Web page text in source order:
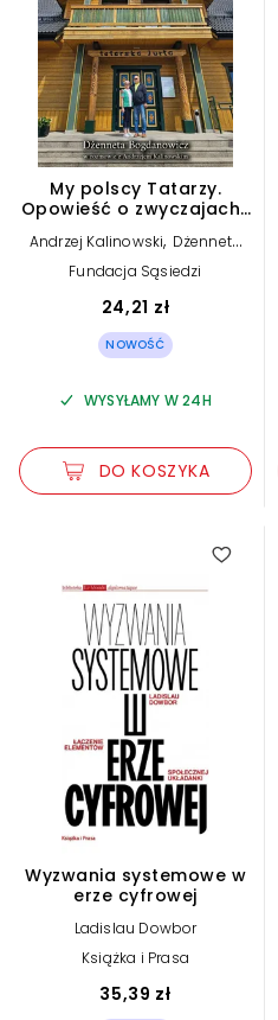
My polscy Tatarzy.
Opowieść o zwyczajach i
Andrzej Kalinowski, Dżenneta
Bogdanowicz
Fundacja Sąsiedzi
24,21 zł
NOWOŚĆ
WYSYŁAMY W 24H
DO KOSZYKA
Wyzwania systemowe w
erze cyfrowej
Ladislau Dowbor
Książka i Prasa
35,39 zł